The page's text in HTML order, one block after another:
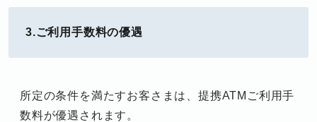
3.ご利用手数料の優遇
所定の条件を満たすお客さまは、提携ATMご利用手
数料が優遇されます。